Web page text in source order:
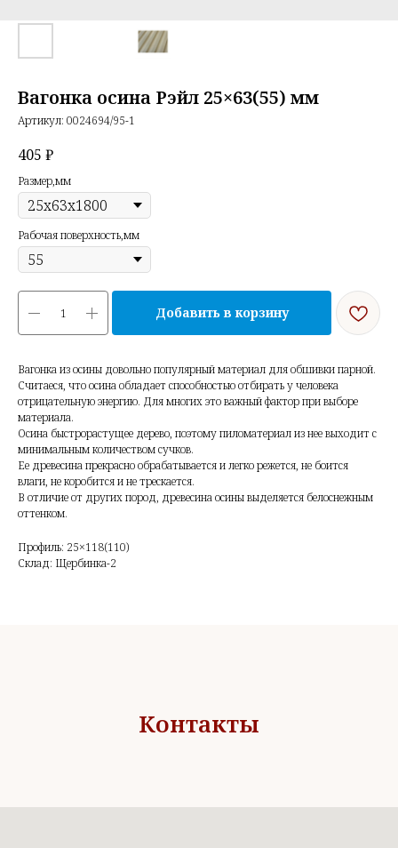
Вагонка осина Рэйл 25×63(55) мм
Артикул: 0024694/95-1
405 ₽
Размер,мм
Рабочая поверхность,мм
Добавить в корзину
Вагонка из осины довольно популярный материал для обшивки парной.
Считаеся, что осина обладает способностью отбирать у человека
отрицательную энергию. Для многих это важный фактор при выборе
материала.
Осина быстрорастущее дерево, поэтому пиломатериал из нее выходит с
минимальным количеством сучков.
Ее древесина прекрасно обрабатывается и легко режется, не боится
влаги, не коробится и не трескается.
В отличие от других пород, древесина осины выделяется белоснежным
оттенком.
Профиль: 25×118(110)
Склад: Щербинка-2
Контакты